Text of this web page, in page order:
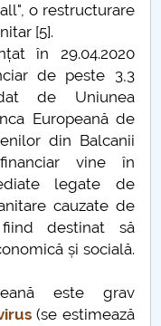
semiotică
de pandemie
o restructurare
[5].
în 29.04.2020
de peste 3,3
de Uniunea
Europeană de
din Balcanii
vine în
legate de
cauzate de
destinat să
și socială.
este grav
(se estimează